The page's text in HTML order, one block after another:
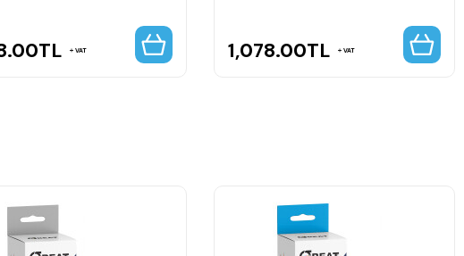
TL VAT 1,078.00TL VAT